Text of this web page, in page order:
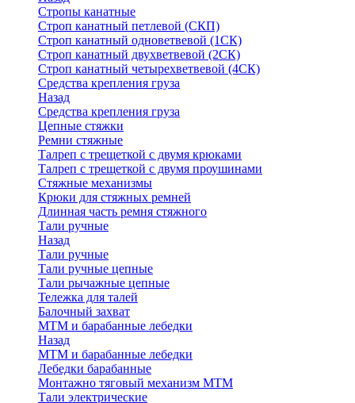
Стропы канатные
Строп канатный петлевой (СКП)
Строп канатный одноветвевой (1СК)
Строп канатный двухветвевой (2СК)
Строп канатный четырехветвевой (4СК)
Средства крепления груза
Назад
Средства крепления груза
Цепные стяжки
Ремни стяжные
Талреп с трещеткой с двумя крюками
Талреп с трещеткой с двумя проушинами
Стяжные механизмы
Крюки для стяжных ремней
Длинная часть ремня стяжного
Тали ручные
Назад
Тали ручные
Тали ручные цепные
Тали рычажные цепные
Тележка для талей
Балочный захват
МТМ и барабанные лебедки
Назад
МТМ и барабанные лебедки
Лебедки барабанные
Монтажно тяговый механизм МТМ
Тали электрические